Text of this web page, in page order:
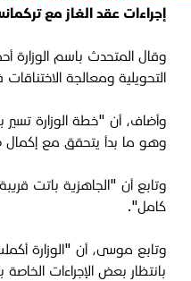
إجراءات عقد الغاز مع
وقال المتحدث باسم الوزارة
التحويلية ومعالجة
وهو ما بدأ يتحقق مع إكمال
وتابع أن "الجاهزية باتت
كامل".
وتابع موسى، أن "الوزارة
بانتظار بعض الإجراءات